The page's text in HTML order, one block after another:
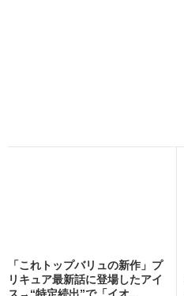
「これトップバリュの新作」プ
リキュア最新話に登場したアイ